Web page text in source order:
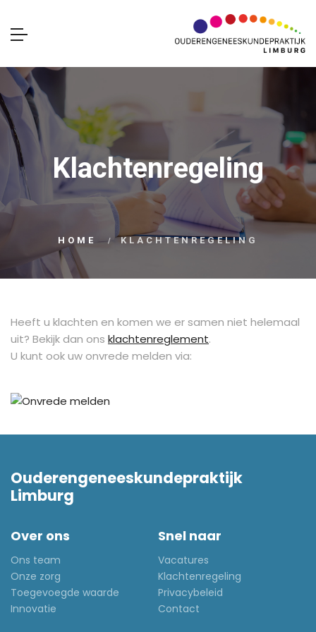
Klachtenregeling
HOME KLACHTENREGELING
Heeft u klachten en komen we er samen niet helemaal
uit? Bekijk dan ons klachtenreglement.
U kunt ook uw onvrede melden via:
Ouderengeneeskundepraktijk
Limburg
Over ons
Ons team
Onze zorg
Toegevoegde waarde
Innovatie
Snel naar
Vacatures
Klachtenregeling
Privacybeleid
Contact